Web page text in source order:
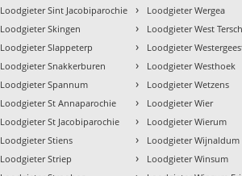
Loodgieter Sint Jacobiparochie
Loodgieter Skingen
Loodgieter Slappeterp
Loodgieter Snakkerburen
Loodgieter Spannum
Loodgieter St Annaparochie
Loodgieter St Jacobiparochie
Loodgieter Stiens
Loodgieter Striep
› Loodgieter Wergea
› Loodgieter West
› Loodgieter
› Loodgieter Westhoek
› Loodgieter Wetzens
› Loodgieter Wier
› Loodgieter Wierum
› Loodgieter Wijnaldum
› Loodgieter Winsum